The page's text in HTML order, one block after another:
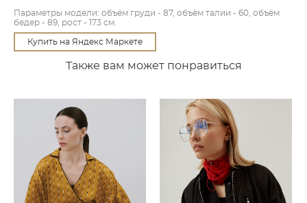
Параметры модели: объём груди - 87, объём талии - 60, объём
бедер - 89, рост - 173 см.
Купить на Яндекс Маркете
Также вам может понравиться